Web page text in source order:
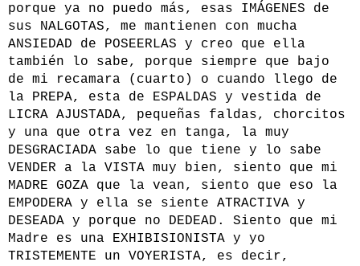
porque ya no puedo más, esas IMÁGENES de
sus NALGOTAS, me mantienen con mucha
ANSIEDAD de POSEERLAS y creo que ella
también lo sabe, porque siempre que bajo
de mi recamara (cuarto) o cuando llego de
la PREPA, esta de ESPALDAS y vestida de
LICRA AJUSTADA, pequeñas faldas, chorcitos
y una que otra vez en tanga, la muy
DESGRACIADA sabe lo que tiene y lo sabe
VENDER a la VISTA muy bien, siento que mi
MADRE GOZA que la vean, siento que eso la
EMPODERA y ella se siente ATRACTIVA y
DESEADA y porque no DEDEAD. Siento que mi
Madre es una EXHIBISIONISTA y yo
TRISTEMENTE un VOYERISTA, es decir,